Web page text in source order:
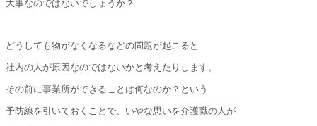
大事なのではないでしょうか？
どうしても物がなくなるなどの問題が起こると
社内の人が原因なのではないかと考えたりします。
その前に事業所ができることは何なのか？という
予防線を引いておくことで、いやな思いを介護職の人が